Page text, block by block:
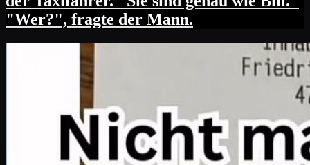
"Wer?", fragte der Mann.